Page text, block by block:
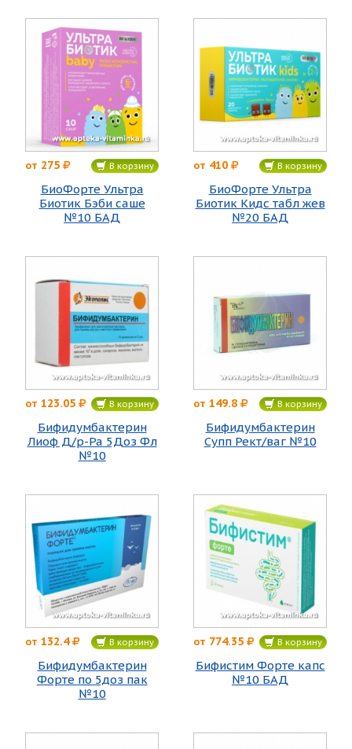
от 275 В корзину
БиоФорте Ультра
Биотик Бэби саше
№10 БАД
от 410 В корзину
БиоФорте Ультра
Биотик Кидс табл жев
№20 БАД
от 123.05 В корзину
Бифидумбактерин
Лиоф Д/р-Ра 5Доз Фл
№10
от 149.8 В корзину
Бифидумбактерин
Супп Рект/ваг №10
от 132.4 В корзину
Бифидумбактерин
Форте по 5доз пак
№10
от 774.35 В корзину
Бифистим Форте капс
№10 БАД